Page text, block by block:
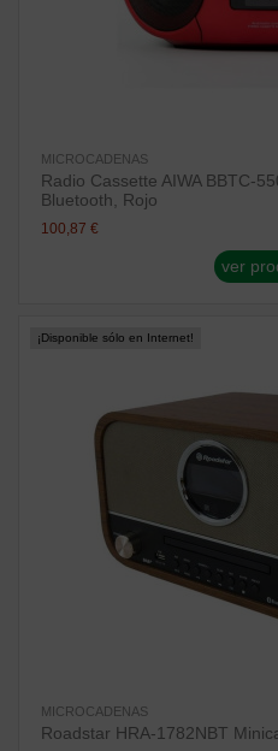
MICROCADENAS
Radio Cassette AIWA BBTC-
Bluetooth, Rojo
100,87 €
ver
¡Disponible sólo en Internet!
MICROCADENAS
Roadstar HRA-1782NBT